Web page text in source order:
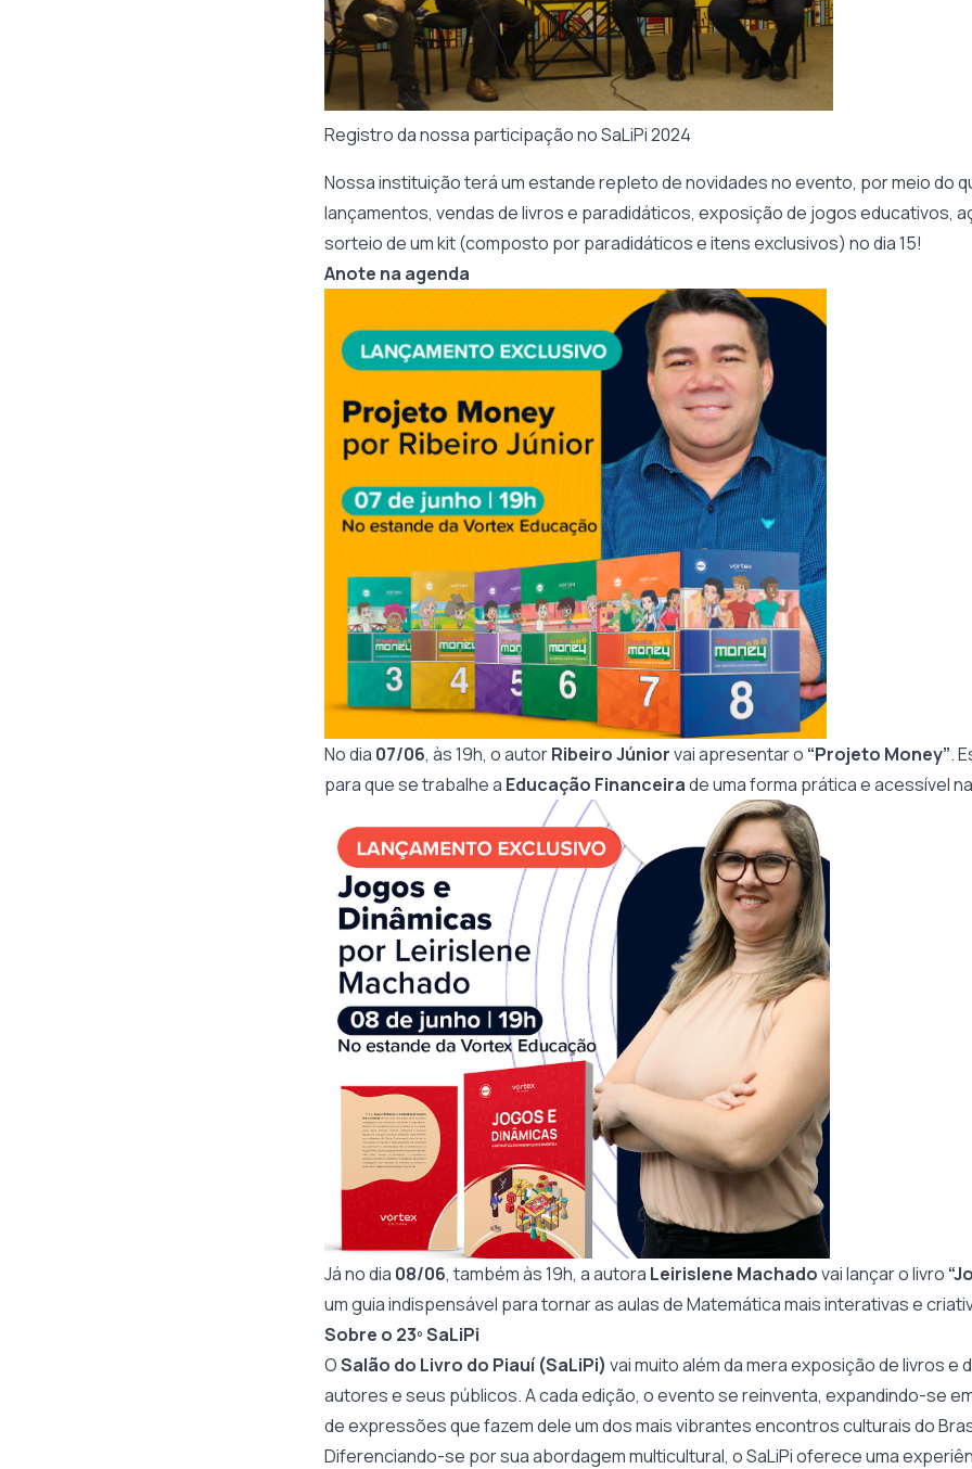
Registro da nossa participação no SaLiPi 2024
Nossa instituição terá um estande repleto de novidades no evento, por meio do
lançamentos, vendas de livros e paradidáticos, exposição de jogos educativos,
sorteio de um kit (composto por paradidáticos e itens exclusivos) no dia 15!
Anote na agenda
No dia 07/06, às 19h, o autorRibeiro Júniorvai apresentar o “Projeto Money”.
para que se trabalhe a Educação Financeirade uma forma prática e acessível
Já no dia 08/06, também às 19h, a autora Leirislene Machadovai lançar o livro
um guia indispensável para tornar as aulas de Matemática mais interativas e
Sobre o 23º SaLiPi
OSalão do Livro do Piauí (SaLiPi) vai muito além da mera exposição de livros e
autores e seus públicos. A cada edição, o evento se reinventa, expandindo-se
de expressões que fazem dele um dos mais vibrantes encontros culturais do
Diferenciando-se por sua abordagem multicultural, o SaLiPi oferece uma